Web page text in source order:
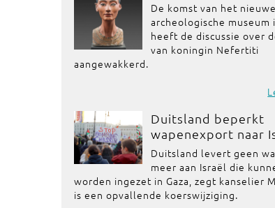
De komst van het nieuwe
archeologische museum
heeft de discussie over
van koningin Nefertiti
aangewakkerd.
Duitsland beperkt
wapenexport naar
Duitsland levert geen
meer aan Israël die
worden ingezet in Gaza, zegt kanselier
is een opvallende koerswijziging.